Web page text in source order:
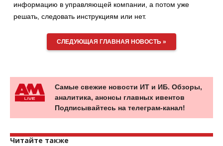
информацию в управляющей компании, а потом уже
решать, следовать инструкциям или нет.
СЛЕДУЮЩАЯ ГЛАВНАЯ НОВОСТЬ »
Самые свежие новости ИТ и ИБ. Обзоры,
аналитика, анонсы главных ивентов
Подписывайтесь на телеграм-канал!
Читайте также